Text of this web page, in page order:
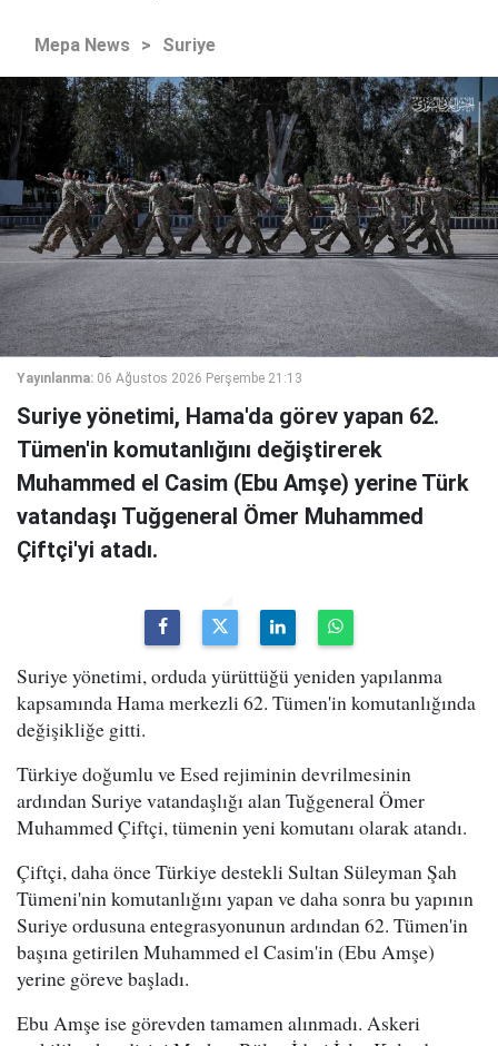
Mepa News > Suriye
Yayınlanma: 06 Ağustos 2026 Perşembe 21:13
Suriye yönetimi, Hama'da görev yapan 62.
Tümen'in komutanlığını değiştirerek
Muhammed el Casim (Ebu Amşe) yerine Türk
vatandaşı Tuğgeneral Ömer Muhammed
Çiftçi'yi atadı.
Suriye yönetimi, orduda yürüttüğü yeniden yapılanma
kapsamında Hama merkezli 62. Tümen'in komutanlığında
değişikliğe gitti.
Türkiye doğumlu ve Esed rejiminin devrilmesinin
ardından Suriye vatandaşlığı alan Tuğgeneral Ömer
Muhammed Çiftçi, tümenin yeni komutanı olarak atandı.
Çiftçi, daha önce Türkiye destekli Sultan Süleyman Şah
Tümeni'nin komutanlığını yapan ve daha sonra bu yapının
Suriye ordusuna entegrasyonunun ardından 62. Tümen'in
başına getirilen Muhammed el Casim'in (Ebu Amşe)
yerine göreve başladı.
Ebu Amşe ise görevden tamamen alınmadı. Askeri